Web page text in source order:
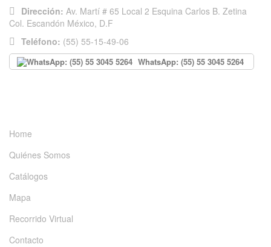
Dirección: Av. Martí # 65 Local 2 Esquina Carlos B. Zetina
Col. Escandón México, D.F
Teléfono: (55) 55-15-49-06
WhatsApp: (55) 55 3045 5264
Home
Quiénes Somos
Catálogos
Mapa
Recorrido Virtual
Contacto